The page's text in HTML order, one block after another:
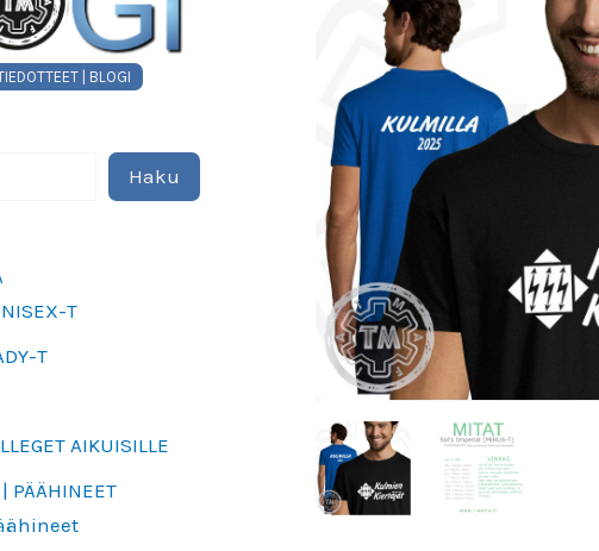
| BLOGI
Haku
T
T
AIKUISILLE
PÄÄHINEET